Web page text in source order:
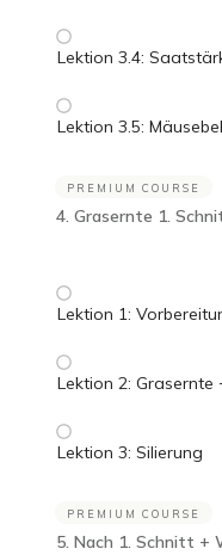
Lektion 3.4:
Lektion 3.5:
PREMIUM COURSE
4. Grasernte 1.
Lektion 1:
Lektion 2: Grasernte
Lektion 3: Silierung
PREMIUM COURSE
5. Nach 1. Schnitt +